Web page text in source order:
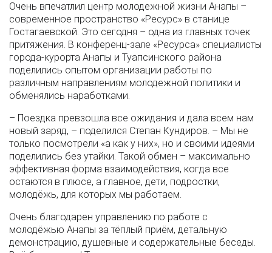
Очень впечатлил центр молодежной жизни Анапы –
современное пространство «Ресурс» в станице
Гостагаевской. Это сегодня – одна из главных точек
притяжения. В конференц-зале «Ресурса» специалисты
города-курорта Анапы и Туапсинского района
поделились опытом организации работы по
различным направлениям молодежной политики и
обменялись наработками.
– Поездка превзошла все ожидания и дала всем нам
новый заряд, – поделился Степан Кундиров. – Мы не
только посмотрели «а как у них», но и своими идеями
поделились без утайки. Такой обмен – максимально
эффективная форма взаимодействия, когда все
остаются в плюсе, а главное, дети, подростки,
молодёжь, для которых мы работаем.
Очень благодарен управлению по работе с
молодёжью Анапы за тёплый приём, детальную
демонстрацию, душевные и содержательные беседы.